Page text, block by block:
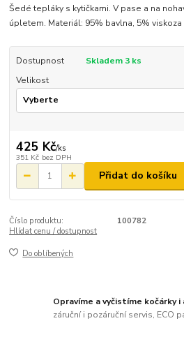
Šedé tepláky s kytičkami. V pase a na
úpletem. Materiál: 95% bavlna, 5% viskoza
Dostupnost
Skladem 3 ks
Velikost
425 Kč/ks
351 Kč bez DPH
Přidat do košíku
Číslo produktu:
100782
Hlídat cenu / dostupnost
Do oblíbených
Opravíme a vyčistíme kočárky
záruční i pozáruční servis, ECO